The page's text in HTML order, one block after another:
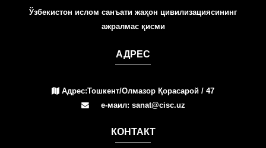
Ўзбекистон ислом санъати жаҳон цивилизациясининг
ажралмас қисми
АДРЕС
Адрес:Тошкент/Олмазор Қорасарой / 47
е-маил: sanat@cisc.uz
КОНТАКТ